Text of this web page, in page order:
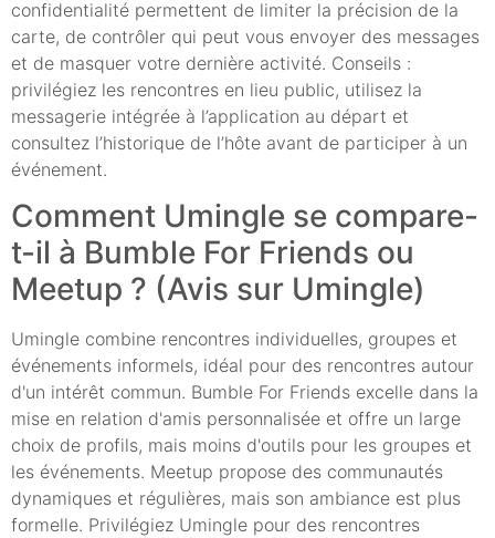
confidentialité permettent de limiter la précision de la
carte, de contrôler qui peut vous envoyer des messages
et de masquer votre dernière activité. Conseils :
privilégiez les rencontres en lieu public, utilisez la
messagerie intégrée à l’application au départ et
consultez l’historique de l’hôte avant de participer à un
événement.
Comment Umingle se compare-
t-il à Bumble For Friends ou
Meetup ? (Avis sur Umingle)
Umingle combine rencontres individuelles, groupes et
événements informels, idéal pour des rencontres autour
d'un intérêt commun. Bumble For Friends excelle dans la
mise en relation d'amis personnalisée et offre un large
choix de profils, mais moins d'outils pour les groupes et
les événements. Meetup propose des communautés
dynamiques et régulières, mais son ambiance est plus
formelle. Privilégiez Umingle pour des rencontres